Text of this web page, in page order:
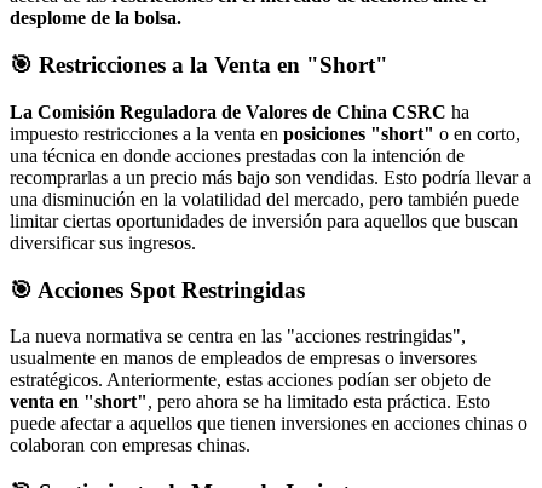
desplome de la bolsa.
🎯 Restricciones a la Venta en "Short"
La Comisión Reguladora de Valores de China CSRC ha
impuesto restricciones a la venta en posiciones "short" o en corto,
una técnica en donde acciones prestadas con la intención de
recomprarlas a un precio más bajo son vendidas. Esto podría llevar a
una disminución en la volatilidad del mercado, pero también puede
limitar ciertas oportunidades de inversión para aquellos que buscan
diversificar sus ingresos.
🎯 Acciones Spot Restringidas
La nueva normativa se centra en las "acciones restringidas",
usualmente en manos de empleados de empresas o inversores
estratégicos. Anteriormente, estas acciones podían ser objeto de
venta en "short", pero ahora se ha limitado esta práctica. Esto
puede afectar a aquellos que tienen inversiones en acciones chinas o
colaboran con empresas chinas.